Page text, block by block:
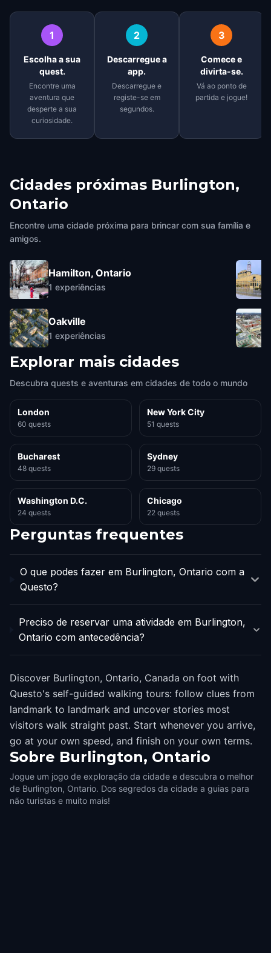
1
Escolha a sua
quest.
Encontre uma
aventura que
desperte a sua
curiosidade.
2
Descarregue a
app.
Descarregue e
registe-se em
segundos.
3
Comece e
divirta-se.
Vá ao ponto de
partida e jogue!
Cidades próximas Burlington,
Ontario
Encontre uma cidade próxima para brincar com sua família e
amigos.
Hamilton, Ontario
1 experiências
Oakville
1 experiências
Explorar mais cidades
Descubra quests e aventuras em cidades de todo o mundo
London
60 quests
New York City
51 quests
Bucharest
48 quests
Sydney
29 quests
Washington D.C.
24 quests
Chicago
22 quests
Perguntas frequentes
O que podes fazer em Burlington, Ontario com a
Questo?
Preciso de reservar uma atividade em Burlington,
Ontario com antecedência?
Discover Burlington, Ontario, Canada on foot with
Questo's self-guided walking tours: follow clues from
landmark to landmark and uncover stories most
visitors walk straight past. Start whenever you arrive,
go at your own speed, and finish on your own terms.
Sobre Burlington, Ontario
Jogue um jogo de exploração da cidade e descubra o melhor
de Burlington, Ontario. Dos segredos da cidade a guias para
não turistas e muito mais!